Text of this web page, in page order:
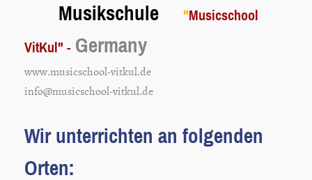
Musikschule "Musicschool
VitKul" - Germany
www.musicschool-vitkul.de
info@musicschool-vitkul.de
Wir unterrichten an folgenden
Orten: